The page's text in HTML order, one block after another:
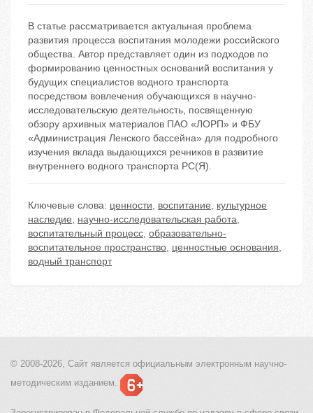
В статье рассматривается актуальная проблема
развития процесса воспитания молодежи российского
общества. Автор представляет один из подходов по
формированию ценностных оснований воспитания у
будущих специалистов водного транспорта
посредством вовлечения обучающихся в научно-
исследовательскую деятельность, посвященную
обзору архивных материалов ПАО «ЛОРП» и ФБУ
«Администрация Ленского бассейна» для подробного
изучения вклада выдающихся речников в развитие
внутреннего водного транспорта РС(Я).
Ключевые слова: ценности, воспитание, культурное
наследие, научно-исследовательская работа,
воспитательный процесс, образовательно-
воспитательное пространство, ценностные основания,
водный транспорт
© 2008-2026, Сайт является официальным электронным научно-
методическим изданием.